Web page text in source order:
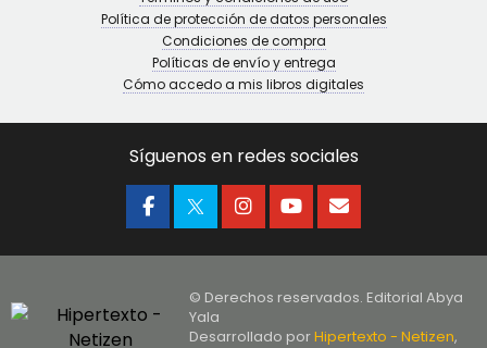
Política de protección de datos personales
Condiciones de compra
Políticas de envío y entrega
Cómo accedo a mis libros digitales
Síguenos en redes sociales
© Derechos reservados. Editorial Abya
Yala
Desarrollado porHipertexto - Netizen,